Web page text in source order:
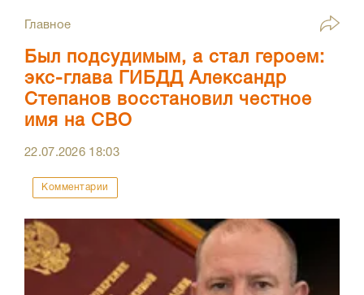
Главное
Был подсудимым, а стал героем:
экс-глава ГИБДД Александр
Степанов восстановил честное
имя на СВО
22.07.2026 18:03
Комментарии